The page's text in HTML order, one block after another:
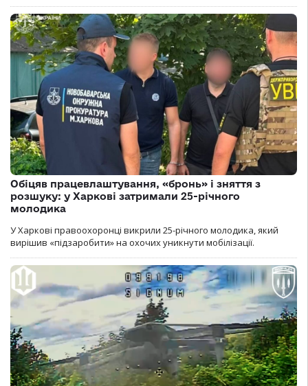
Обіцяв працевлаштування, «бронь» і зняття з
розшуку: у Харкові затримали 25-річного
молодика
У Харкові правоохоронці викрили 25-річного молодика, який
вирішив «підзаробити» на охочих уникнути мобілізації.